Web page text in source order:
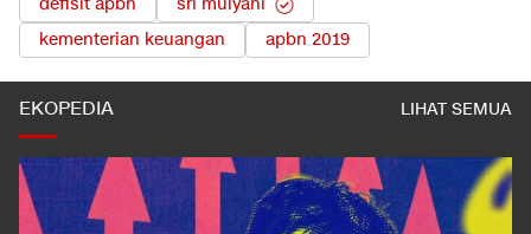
defisit apbn
sri mulyani
kementerian keuangan
apbn 2019
EKOPEDIA LIHAT SEMUA